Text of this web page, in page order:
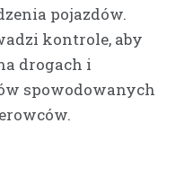
pojazdów.
kontrole, aby
drogach i
spowodowanych